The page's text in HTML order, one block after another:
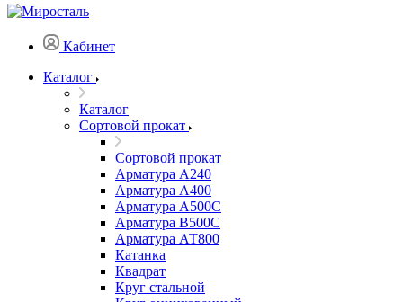
Кабинет
Каталог
Каталог
Сортовой прокат
Сортовой прокат
Арматура А240
Арматура А400
Арматура А500C
Арматура В500С
Арматура АТ800
Катанка
Квадрат
Круг стальной